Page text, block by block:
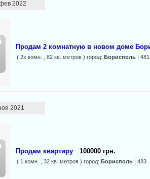
2022
Продам 2 комнатную в новом доме
( 2х комн. , 82 кв. метров ) город: Борисполь| 481
2021
Продам квартиру 100000 грн.
( 1 комн. , 32 кв. метров ) город: Борисполь| 483